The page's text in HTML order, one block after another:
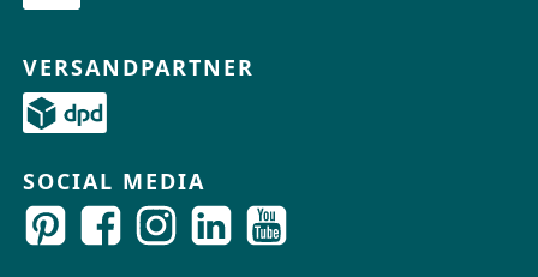
VERSANDPARTNER
SOCIAL MEDIA